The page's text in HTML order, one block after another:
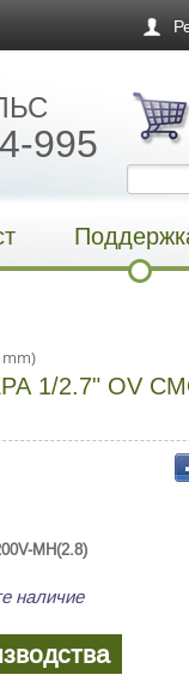
995
mm)
2.7" OV
MH(2.8)
наличие